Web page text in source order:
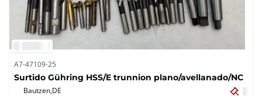
A7-47109-25
Surtido Gühring HSS/E trunnion plano/avellanado/NC
Bautzen,DE